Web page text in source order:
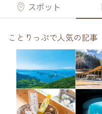
スポット
ことりっぷで人気の記事